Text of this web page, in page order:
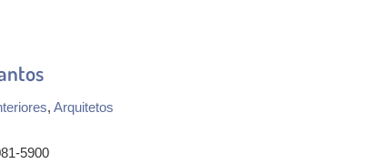
, Arquitetos
5900